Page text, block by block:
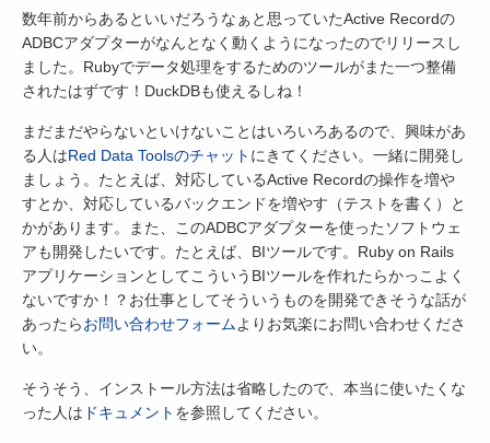
数年前からあるといいだろうなぁと思っていたActive Recordの
ADBCアダプターがなんとなく動くようになったのでリリースし
ました。Rubyでデータ処理をするためのツールがまた一つ整備
されたはずです！DuckDBも使えるしね！
まだまだやらないといけないことはいろいろあるので、興味があ
る人はRed Data Toolsのチャット にきてください。一緒に開発し
ましょう。たとえば、対応しているActive Recordの操作を増や
すとか、対応しているバックエンドを増やす（テストを書く）と
かがあります。また、このADBCアダプターを使ったソフトウェ
アも開発したいです。たとえば、BIツールです。Ruby on Rails
アプリケーションとしてこういうBIツールを作れたらかっこよく
ないですか！？お仕事としてそういうものを開発できそうな話が
あったらお問い合わせフォームよりお気楽にお問い合わせくださ
い。
そうそう、インストール方法は省略したので、本当に使いたくな
った人は ドキュメント を参照してください。